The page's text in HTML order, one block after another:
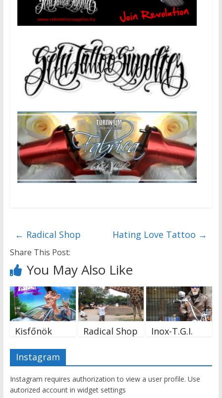
← Radical Shop Hating Love Tattoo →
Share This Post:
You May Also Like
Kisfőnök Radical Shop Inox-T.G.I.
Instagram
Instagram requires authorization to view a user profile. Use
autorized account in widget settings